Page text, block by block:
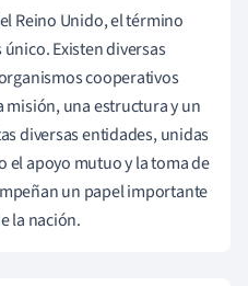
Reino Unido, el término
Existen diversas
cooperativos
misión, una estructura y un
diversas entidades, unidas
apoyo mutuo y la toma de
un papel importante
la nación.